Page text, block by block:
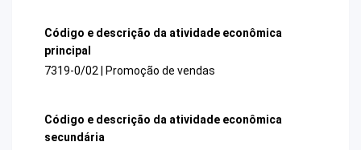
Código e descrição da atividade econômica
principal
7319-0/02 | Promoção de vendas
Código e descrição da atividade econômica
secundária